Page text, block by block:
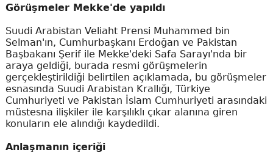
Görüşmeler Mekke'de yapıldı
Suudi Arabistan Veliaht Prensi Muhammed bin
Selman'ın, Cumhurbaşkanı Erdoğan ve Pakistan
Başbakanı Şerif ile Mekke'deki Safa Sarayı'nda bir
araya geldiği, burada resmi görüşmelerin
gerçekleştirildiği belirtilen açıklamada, bu görüşmeler
esnasında Suudi Arabistan Krallığı, Türkiye
Cumhuriyeti ve Pakistan İslam Cumhuriyeti arasındaki
müstesna ilişkiler ile karşılıklı çıkar alanına giren
konuların ele alındığı kaydedildi.
Anlaşmanın içeriği